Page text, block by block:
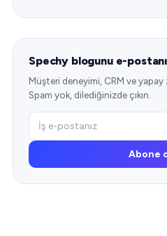
Spechy blogunu e-
Müşteri deneyimi, CRM ve yapay
Spam yok, dilediğinizde çıkın.
Abone